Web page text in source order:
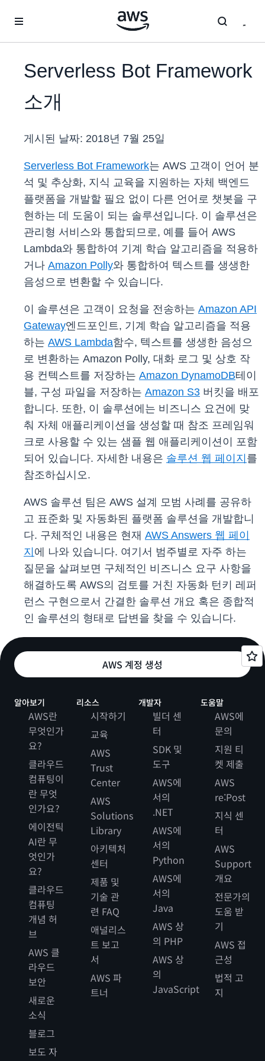
Serverless Bot Framework
소개
게시된 날짜: 2018년 7월 25일
Serverless Bot Framework는 AWS 고객이 언어 분
석 및 추상화, 지식 교육을 지원하는 자체 백엔드
플랫폼을 개발할 필요 없이 다른 언어로 챗봇을 구
현하는 데 도움이 되는 솔루션입니다. 이 솔루션은
관리형 서비스와 통합되므로, 예를 들어 AWS
Lambda와 통합하여 기계 학습 알고리즘을 적용하
거나 Amazon Polly와 통합하여 텍스트를 생생한
음성으로 변환할 수 있습니다.
이 솔루션은 고객이 요청을 전송하는 Amazon API
Gateway엔드포인트, 기계 학습 알고리즘을 적용
하는 AWS Lambda함수, 텍스트를 생생한 음성으
로 변환하는 Amazon Polly, 대화 로그 및 상호 작
용 컨텍스트를 저장하는 Amazon DynamoDB테이
블, 구성 파일을 저장하는 Amazon S3 버킷을 배포
합니다. 또한, 이 솔루션에는 비즈니스 요건에 맞
춰 자체 애플리케이션을 생성할 때 참조 프레임워
크로 사용할 수 있는 샘플 웹 애플리케이션이 포함
되어 있습니다. 자세한 내용은 솔루션 웹 페이지 를
참조하십시오.
AWS 솔루션 팀은 AWS 설계 모범 사례를 공유하
고 표준화 및 자동화된 플랫폼 솔루션을 개발합니
다. 구체적인 내용은 현재 AWS Answers 웹 페이
지 에 나와 있습니다. 여기서 범주별로 자주 하는
질문을 살펴보면 구체적인 비즈니스 요구 사항을
해결하도록 AWS의 검토를 거친 자동화 턴키 레퍼
런스 구현으로서 간결한 솔루션 개요 혹은 종합적
인 솔루션의 형태로 답변을 찾을 수 있습니다.
AWS 계정 생성
알아보기
AWS란
무엇인가
요?
클라우드
컴퓨팅이
란 무엇
인가요?
에이전틱
AI란 무
엇인가
요?
클라우드
컴퓨팅
개념 허
브
AWS 클
라우드
보안
새로운
소식
블로그
보도 자
리소스
시작하기
교육
AWS
Trust
Center
AWS
Solutions
Library
아키텍처
센터
제품 및
기술 관
련 FAQ
애널리스
트 보고
서
AWS 파
트너
개발자
빌더 센
터
SDK 및
도구
AWS에
서의
.NET
AWS에
서의
Python
AWS에
서의
Java
AWS 상
의 PHP
AWS 상
의
JavaScript
도움말
AWS에
문의
지원 티
켓 제출
AWS
re:Post
지식 센
터
AWS
Support
개요
전문가의
도움 받
기
AWS 접
근성
법적 고
지